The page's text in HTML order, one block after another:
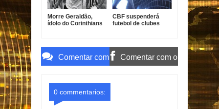
Morre Geraldão,
ídolo do Corinthians
CBF suspenderá
futebol de clubes
Comentar com Comentar com o
0 commentarios: